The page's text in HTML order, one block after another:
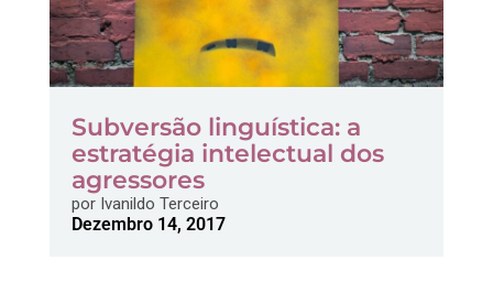
Subversão linguística: a
estratégia intelectual dos
agressores
porIvanildo Terceiro
Dezembro 14, 2017